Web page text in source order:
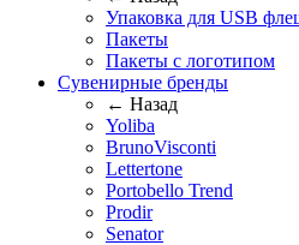
Упаковка для USB
Пакеты
Пакеты с логотипом
Сувенирные бренды
← Назад
Yoliba
BrunoVisconti
Lettertone
Portobello Trend
Prodir
Senator